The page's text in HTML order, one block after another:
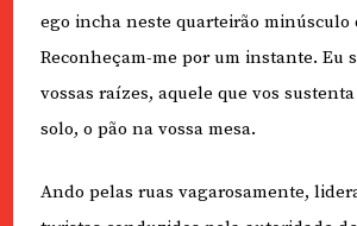
ego incha neste quarteirão minúsculo
Reconheçam-me por um instante. Eu
vossas raízes, aquele que vos
solo, o pão na vossa mesa.
Ando pelas ruas vagarosamente,